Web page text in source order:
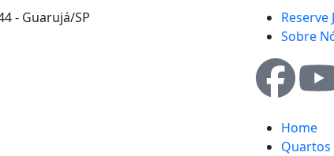
- Guarujá/SP
Reserve
Sobre
Home
Quartos